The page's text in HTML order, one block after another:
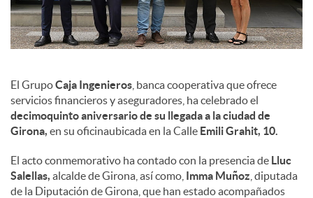
s
El GrupoCaja Ingenieros , banca cooperativa que ofrece
servicios financieros y aseguradores, ha celebrado el
decimoquinto aniversario de su llegada a la ciudad de
Girona, en su oficinaubicada en la Calle Emili Grahit, 10.
El acto conmemorativo ha contado con la presencia de Lluc
Salellas, alcalde de Girona, así como, Imma Muñoz , diputada
de la Diputación de Girona, que han estado acompañados